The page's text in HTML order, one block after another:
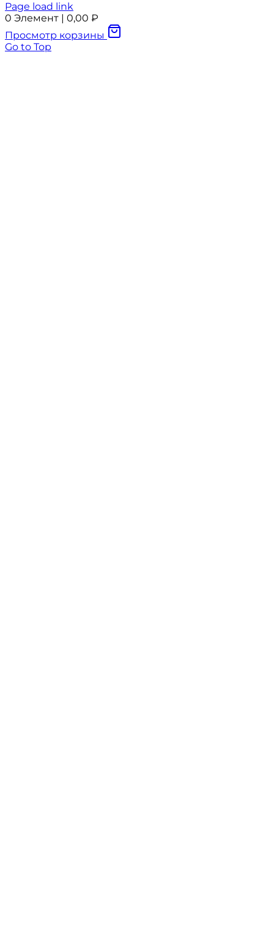
Page load link
0 Элемент | 0,00 ₽
Просмотр корзины
Go to Top